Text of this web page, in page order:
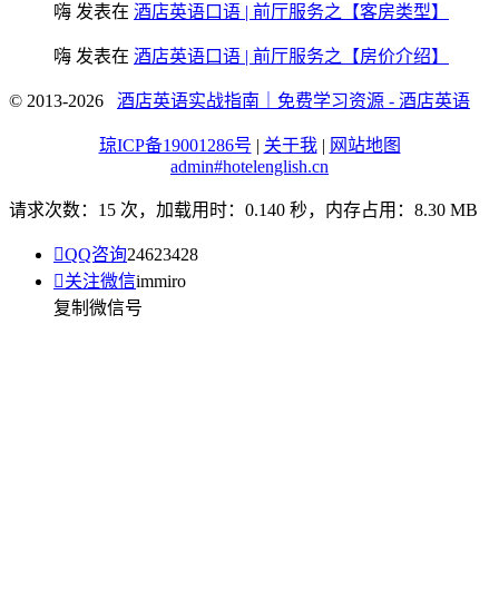
嗨 发表在 酒店英语口语 | 前厅服务之【客房类型】
嗨 发表在 酒店英语口语 | 前厅服务之【房价介绍】
© 2013-2026 酒店英语实战指南｜免费学习资源 - 酒店英语
琼ICP备19001286号 | 关于我 | 网站地图
admin#hotelenglish.cn
请求次数：15 次，加载用时：0.140 秒，内存占用：8.30 MB
QQ咨询24623428
关注微信immiro
复制微信号